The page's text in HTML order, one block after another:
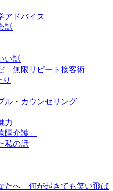
アドバイス
話
い話
無限リピート接客術
ル・カウンセリング
力
隔介護」
私の話
たへ 何が起きても笑い飛ば